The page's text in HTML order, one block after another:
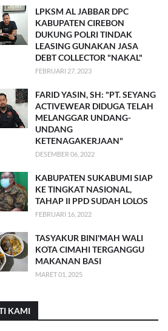
LPKSM AL JABBAR DPC
KABUPATEN CIREBON
DUKUNG POLRI TINDAK
LEASING GUNAKAN JASA
DEBT COLLECTOR "NAKAL"
FEBRUARI 27, 2023
FARID YASIN, SH: "PT. SEYANG
ACTIVEWEAR DIDUGA TELAH
MELANGGAR UNDANG-
UNDANG
KETENAGAKERJAAN"
DESEMBER 06, 2022
KABUPATEN SUKABUMI SIAP
KE TINGKAT NASIONAL,
TAHAP II PPD SUDAH LOLOS
FEBRUARI 16, 2022
TASYAKUR BINI'MAH WALI
KOTA CIMAHI TERGANGGU
MAKANAN BASI
MARET 01, 2025
KAMI